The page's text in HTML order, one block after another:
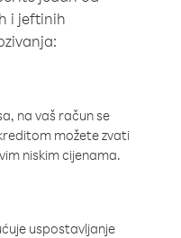
i jeftinih
na vaš račun se
možete zvati
niskim cijenama.
uspostavljanje